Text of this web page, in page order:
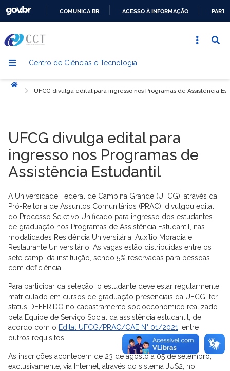
CONTEÚDO
COMUNICA BR ACESSO À INFORMAÇÃO
Centro de Ciências e Tecnologia
Início
UFCG divulga edital para ingresso nos Programas de Assistência
UFCG divulga edital para
ingresso nos Programas de
Assistência Estudantil
A Universidade Federal de Campina Grande (UFCG), através da
Pró-Reitoria de Assuntos Comunitários (PRAC), divulgou edital
do Processo Seletivo Unificado para ingresso dos estudantes
de graduação nos Programas de Assistência Estudantil, nas
modalidades Residência Universitária, Auxílio Moradia e
Restaurante Universitário. As vagas estão distribuídas entre os
sete campi da instituição, sendo 5% reservadas para pessoas
com deficiência.
Para participar da seleção, o estudante deve estar regularmente
matriculado em cursos de graduação presenciais da UFCG, ter
status DEFERIDO no cadastramento socioeconômico realizado
pela Equipe de Serviço Social da assistência estudantil, de
acordo com o Edital UFCG/PRAC/CAE N° 01/2021 , entre
outros requisitos.
As inscrições acontecem de 23 de agosto a 05 de setembro,
exclusivamente, via Internet, através do sistema JUS2, no